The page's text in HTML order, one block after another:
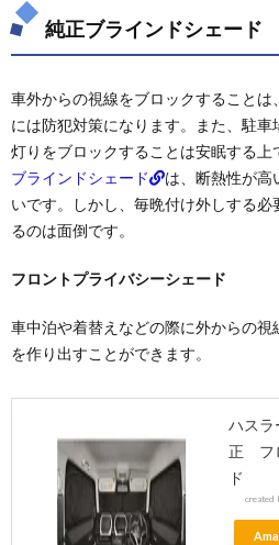
純正ブラインドシェード
車外からの視線をブロックすること
には防犯対策になります。また、駐
灯りをブロックすることは安眠する上
ブラインドシェード
は、断熱性が高
いです。しかし、毎晩付け外しする
るのは面倒です。
フロントプライバシーシェード
車中泊や着替えなどの際に外からの
を作り出すことができます。
ハス
正 フ
ド
created